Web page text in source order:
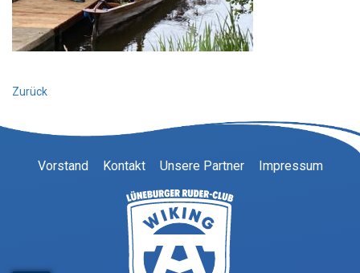
Zurück
Vorstand Kontakt Unsere Partner Impressum